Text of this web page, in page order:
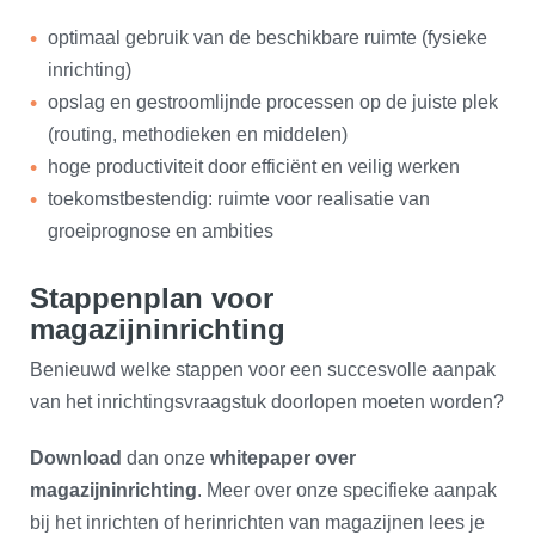
​optimaal gebruik van de beschikbare ruimte (fysieke
inrichting)
opslag en gestroomlijnde processen op de juiste plek
(routing, methodieken en middelen)
hoge productiviteit door efficiënt en veilig werken
toekomstbestendig: ruimte voor realisatie van
groeiprognose en ambities
Stappenplan voor
magazijninrichting
Benieuwd welke stappen voor een succesvolle aanpak
van het inrichtingsvraagstuk doorlopen moeten worden?
Download dan onze whitepaper over
magazijninrichting. Meer over onze specifieke aanpak
bij het inrichten of herinrichten van magazijnen lees je